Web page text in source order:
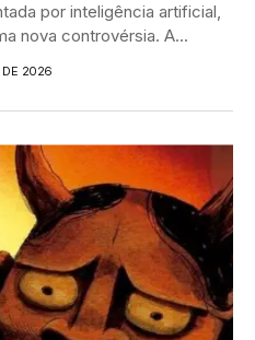
por inteligência artificial,
nova controvérsia. A...
DE 2026